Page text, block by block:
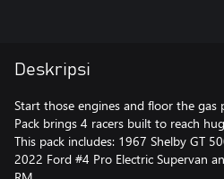
Deskripsi
Start those engines and floor the gas
Pack brings 4 racers built to reach
This pack includes: 1967 Shelby GT
2022 Ford #4 Pro Electric Supervan